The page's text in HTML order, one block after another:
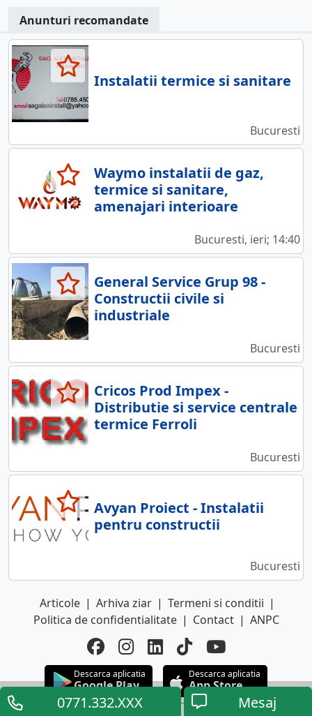
0771.332.XXX Mesaj
Anunturi recomandate
Instalatii termice si sanitare
Bucuresti
Waymo instalatii de gaz,
termice si sanitare,
amenajari interioare
Bucuresti, ieri; 14:40
General Service Grup 98 -
Constructii civile si
industriale
Bucuresti
Cricos Prod Impex -
Distributie si service centrale
termice Ferroli
Bucuresti
Avyan Proiect - Instalatii
pentru constructii
Bucuresti
Articole | Arhiva ziar | Termeni si conditii |
Politica de confidentialitate | Contact | ANPC
Descarca aplicatia
Google Play
Descarca aplicatia
App Store